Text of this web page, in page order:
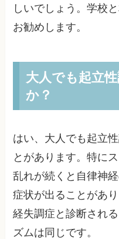
しいでしょう。学校
お勧めします。
大人でも起立
か？
はい、大人でも起立
とがあります。特に
乱れが続くと自律神
症状が出ることがあ
経失調症と診断され
ズムは同じです。